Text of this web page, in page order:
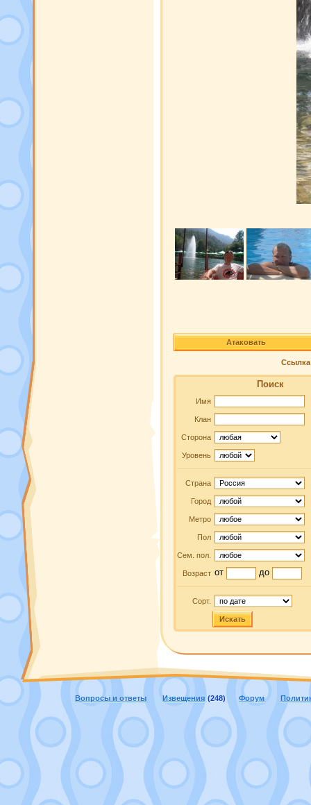
Атаковать
Ссылка
Поиск
Имя
Клан
Сторона
Уровень
Страна
Город
Метро
Пол
Сем. пол.
Возраст от до
Сорт.
Искать
Вопросы и ответы Извещения (248) Форум